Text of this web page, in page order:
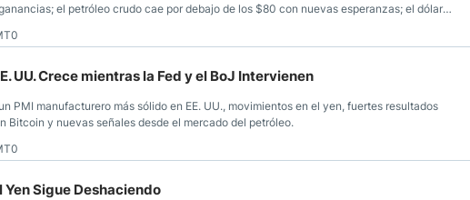
el petróleo crudo cae por debajo de los $80 con nuevas esperanzas; el dólar
frente al yen; el peso mexicano ve un repunte a medida que las tasas caen en EE.
UU. Crece mientras la Fed y el BoJ Intervienen
PMI manufacturero más sólido en EE. UU., movimientos en el yen, fuertes resultados
Bitcoin y nuevas señales desde el mercado del petróleo.
Yen Sigue Deshaciendo